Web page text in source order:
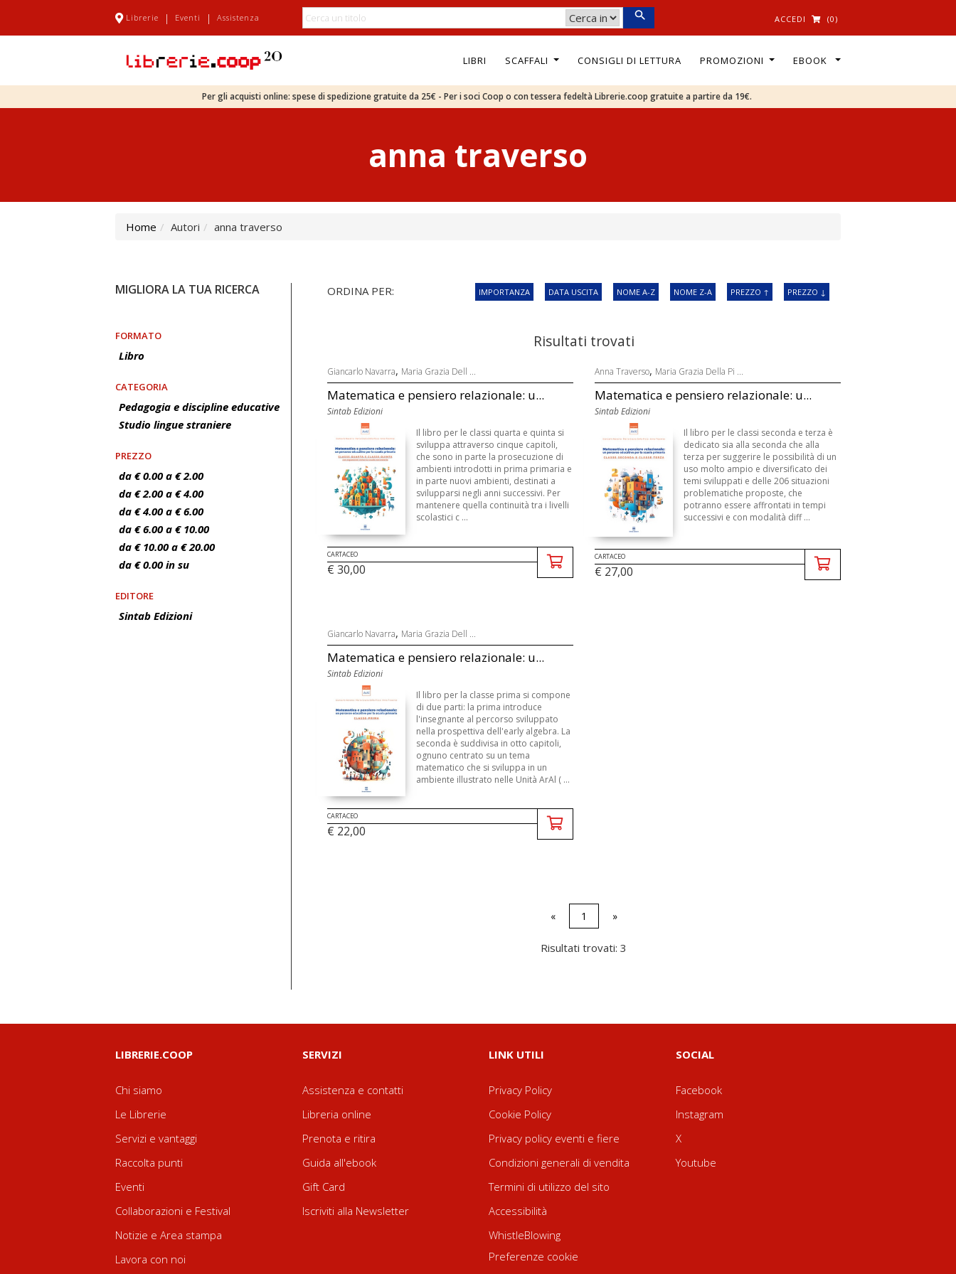
Librerie | Eventi | Assistenza ACCEDI (0)
LIBRI SCAFFALI CONSIGLI DI LETTURA PROMOZIONI EBOOK
Per gli acquisti online: spese di spedizione gratuite da 25€ - Per i soci Coop o con tessera fedeltà Librerie.coop gratuite a partire da 19€.
anna traverso
Home Autori anna traverso
MIGLIORA LA TUA RICERCA
FORMATO
Libro
CATEGORIA
Pedagogia e discipline educative
Studio lingue straniere
PREZZO
da € 0.00 a € 2.00
da € 2.00 a € 4.00
da € 4.00 a € 6.00
da € 6.00 a € 10.00
da € 10.00 a € 20.00
da € 0.00 in su
EDITORE
Sintab Edizioni
ORDINA PER: IMPORTANZA DATA USCITA NOME A-Z NOME Z-A PREZZO ↑ PREZZO ↓
Risultati trovati
Giancarlo Navarra, Maria Grazia Dell ...
Matematica e pensiero relazionale: u...
Sintab Edizioni
Il libro per le classi quarta e quinta si
sviluppa attraverso cinque capitoli,
che sono in parte la prosecuzione di
ambienti introdotti in prima primaria e
in parte nuovi ambienti, destinati a
svilupparsi negli anni successivi. Per
mantenere quella continuità tra i livelli
scolastici c ...
CARTACEO
€ 30,00
Anna Traverso, Maria Grazia Della Pi ...
Matematica e pensiero relazionale: u...
Sintab Edizioni
Il libro per le classi seconda e terza è
dedicato sia alla seconda che alla
terza per suggerire le possibilità di un
uso molto ampio e diversificato dei
temi sviluppati e delle 206 situazioni
problematiche proposte, che
potranno essere affrontati in tempi
successivi e con modalità diff ...
CARTACEO
€ 27,00
Giancarlo Navarra, Maria Grazia Dell ...
Matematica e pensiero relazionale: u...
Sintab Edizioni
Il libro per la classe prima si compone
di due parti: la prima introduce
l'insegnante al percorso sviluppato
nella prospettiva dell'early algebra. La
seconda è suddivisa in otto capitoli,
ognuno centrato su un tema
matematico che si sviluppa in un
ambiente illustrato nelle Unità ArAl ( ...
CARTACEO
€ 22,00
« 1 »
Risultati trovati: 3
LIBRERIE.COOP
Chi siamo
Le Librerie
Servizi e vantaggi
Raccolta punti
Eventi
Collaborazioni e Festival
Notizie e Area stampa
Lavora con noi
SERVIZI
Assistenza e contatti
Libreria online
Prenota e ritira
Guida all'ebook
Gift Card
Iscriviti alla Newsletter
LINK UTILI
Privacy Policy
Cookie Policy
Privacy policy eventi e fiere
Condizioni generali di vendita
Termini di utilizzo del sito
Accessibilità
WhistleBlowing
Preferenze cookie
SOCIAL
Facebook
Instagram
X
Youtube